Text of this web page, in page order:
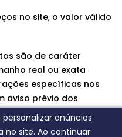
anúncios
no site. Ao continuar
no site, o valor válido
são de caráter
real ou exata
específicas nos
aviso prévio dos
sobre nossos produtos